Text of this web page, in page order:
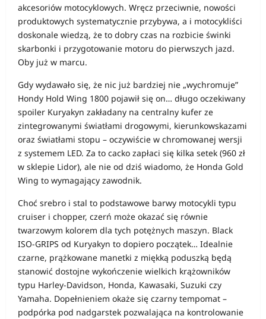
akcesoriów motocyklowych. Wręcz przeciwnie, nowości
produktowych systematycznie przybywa, a i motocykliści
doskonale wiedzą, że to dobry czas na rozbicie świnki
skarbonki i przygotowanie motoru do pierwszych jazd.
Oby już w marcu.
Gdy wydawało się, że nic już bardziej nie „wychromuje”
Hondy Hold Wing 1800 pojawił się on… długo oczekiwany
spoiler Kuryakyn zakładany na centralny kufer ze
zintegrowanymi światłami drogowymi, kierunkowskazami
oraz światłami stopu – oczywiście w chromowanej wersji
z systemem LED. Za to cacko zapłaci się kilka setek (960 zł
w sklepie Lidor), ale nie od dziś wiadomo, że Honda Gold
Wing to wymagający zawodnik.
Choć srebro i stal to podstawowe barwy motocykli typu
cruiser i chopper, czerń może okazać się równie
twarzowym kolorem dla tych potężnych maszyn. Black
ISO-GRIPS od Kuryakyn to dopiero początek… Idealnie
czarne, prążkowane manetki z miękką poduszką będą
stanowić dostojne wykończenie wielkich krążowników
typu Harley-Davidson, Honda, Kawasaki, Suzuki czy
Yamaha. Dopełnieniem okaże się czarny tempomat –
podpórka pod nadgarstek pozwalająca na kontrolowanie